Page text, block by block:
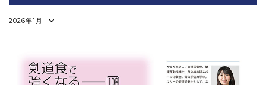
2026年1月